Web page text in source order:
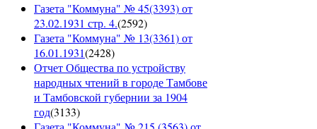
Газета "Коммуна" № 45(3393) от
23.02.1931 стр. 4.(2592)
Газета "Коммуна" № 13(3361) от
16.01.1931(2428)
Отчет Общества по устройству
народных чтений в городе Тамбове
и Тамбовской губернии за 1904
год(3133)